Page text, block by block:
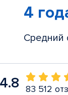
4
Средний
4.8 83 512